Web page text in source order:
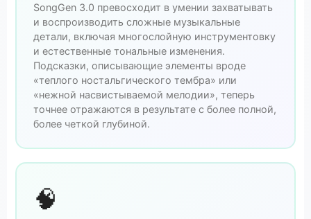
SongGen 3.0 превосходит в умении захватывать
и воспроизводить сложные музыкальные
детали, включая многослойную инструментовку
и естественные тональные изменения.
Подсказки, описывающие элементы вроде
«теплого ностальгического тембра» или
«нежной насвистываемой мелодии», теперь
точнее отражаются в результате с более полной,
более четкой глубиной.
🧠